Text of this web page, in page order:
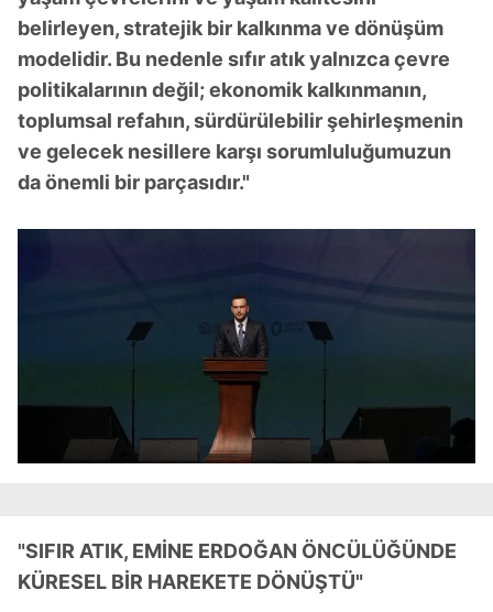
belirleyen, stratejik bir kalkınma ve dönüşüm
modelidir. Bu nedenle sıfır atık yalnızca çevre
politikalarının değil; ekonomik kalkınmanın,
toplumsal refahın, sürdürülebilir şehirleşmenin
ve gelecek nesillere karşı sorumluluğumuzun
da önemli bir parçasıdır."
"SIFIR ATIK, EMİNE ERDOĞAN ÖNCÜLÜĞÜNDE
KÜRESEL BİR HAREKETE DÖNÜŞTÜ"